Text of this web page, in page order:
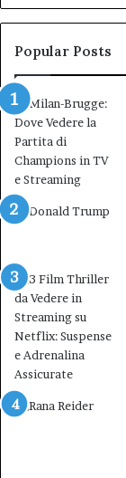
Nuova
bocciatura
del
Popular Posts